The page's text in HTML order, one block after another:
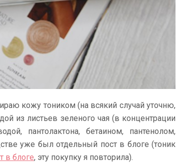
кожу тоником (на всякий случай уточню,
из листьев зеленого чая (в концентрации
пантолактона, бетаином, пантенолом,
уже был отдельный пост в блоге (тоник
в блоге, эту покупку я повторила).